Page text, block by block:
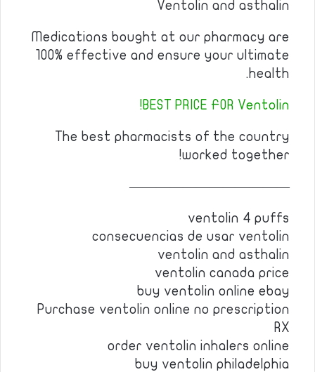
Ventolin and asthalin
Medications bought at our pharmacy are
100% effective and ensure your ultimate
health.
BEST PRICE FOR Ventolin!
The best pharmacists of the country
worked together!
————————————
ventolin 4 puffs
consecuencias de usar ventolin
ventolin and asthalin
ventolin canada price
buy ventolin online ebay
Purchase ventolin online no prescription
RX
order ventolin inhalers online
buy ventolin philadelphia